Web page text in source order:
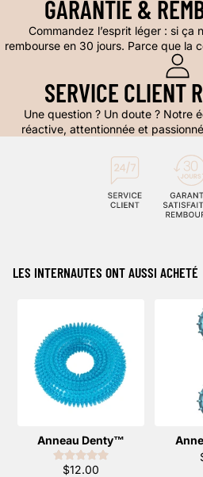
GARANTIE &
Commandez l’esprit léger : si ça
rembourse en 30 jours. Parce que la
SERVICE CLIENT
Une question ? Un doute ? Notre
réactive, attentionnée et
LES INTERNAUTES ONT AUSSI ACHETÉ
Anneau Denty™️
$12.00